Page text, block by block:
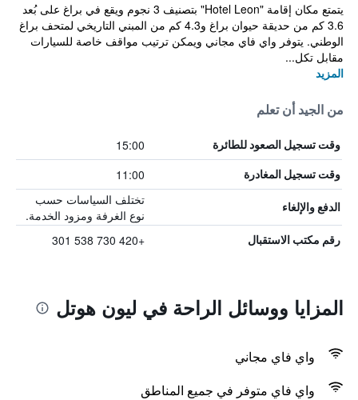
يتمتع مكان إقامة "Hotel Leon" بتصنيف 3 نجوم ويقع في براغ على بُعد
3.6 كم من حديقة حيوان براغ و4.3 كم من المبني التاريخي لمتحف براغ
الوطني. يتوفر واي فاي مجاني ويمكن ترتيب مواقف خاصة للسيارات
مقابل تكل...
المزيد
من الجيد أن تعلم
وقت تسجيل الصعود للطائرة 15:00
وقت تسجيل المغادرة 11:00
الدفع والإلغاء
تختلف السياسات حسب
نوع الغرفة ومزود الخدمة.
رقم مكتب الاستقبال +420 730 538 301
المزايا ووسائل الراحة في ليون هوتل
واي فاي مجاني
واي فاي متوفر في جميع المناطق